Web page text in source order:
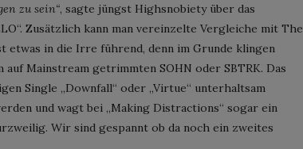
zu sein“, sagte jüngst Highsnobiety über das
Zusätzlich kann man vereinzelte Vergleiche mit The
etwas in die Irre führend, denn im Grunde klingen
Mainstream getrimmten SOHN oder SBTRK. Das
Single „Downfall“ oder „Virtue“ unterhaltsam
und wagt bei „Making Distractions“ sogar ein
Wir sind gespannt ob da noch ein zweites